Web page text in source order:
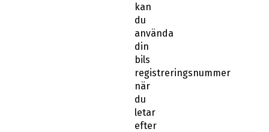
kan
du
använda
din
bils
registreringsnummer
när
du
letar
efter